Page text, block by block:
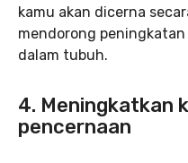
kamu akan dicerna
mendorong
dalam tubuh.
4. Meningkatkan
pencernaan